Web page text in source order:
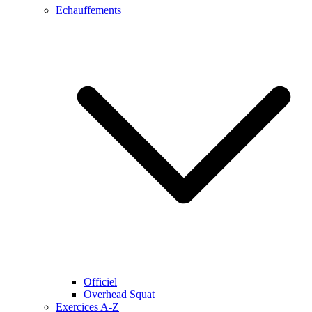
Echauffements
Officiel
Overhead Squat
Exercices A-Z